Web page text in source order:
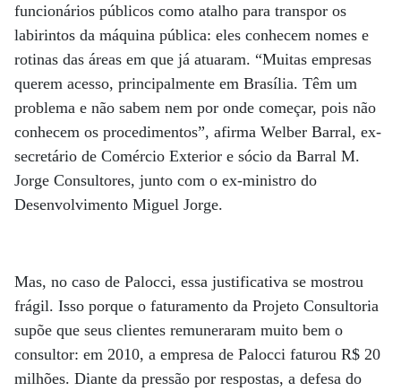
funcionários públicos como atalho para transpor os
labirintos da máquina pública: eles conhecem nomes e
rotinas das áreas em que já atuaram. “Muitas empresas
querem acesso, principalmente em Brasília. Têm um
problema e não sabem nem por onde começar, pois não
conhecem os procedimentos”, afirma Welber Barral, ex-
secretário de Comércio Exterior e sócio da Barral M.
Jorge Consultores, junto com o ex-ministro do
Desenvolvimento Miguel Jorge.
Mas, no caso de Palocci, essa justificativa se mostrou
frágil. Isso porque o faturamento da Projeto Consultoria
supõe que seus clientes remuneraram muito bem o
consultor: em 2010, a empresa de Palocci faturou R$ 20
milhões. Diante da pressão por respostas, a defesa do